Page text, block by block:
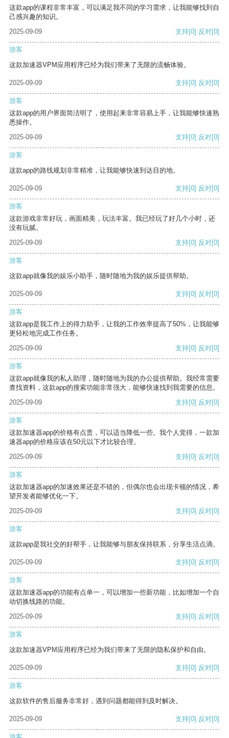
这款app的课程非常丰富，可以满足我不同的学习需求，让我能够找到自
己感兴趣的知识。
2025-09-09
支持[0] 反对[0]
游客
这款加速器VPM应用程序已经为我们带来了无限的流畅体验。
2025-09-09 支持[0] 反对[0]
游客
这款app的用户界面简洁明了，使用起来非常容易上手，让我能够快速熟
悉操作。
2025-09-09
支持[0] 反对[0]
游客
这款app的路线规划非常精准，让我能够快速到达目的地。
2025-09-09 支持[0] 反对[0]
游客
这款游戏非常好玩，画面精美，玩法丰富。我已经玩了好几个小时，还
没有玩腻。
2025-09-09
支持[0] 反对[0]
游客
这款app就像我的娱乐小助手，随时随地为我的娱乐提供帮助。
2025-09-09 支持[0] 反对[0]
游客
这款app是我工作上的得力助手，让我的工作效率提高了50%，让我能够
更轻松地完成工作任务。
2025-09-09
支持[0] 反对[0]
游客
这款app就像我的私人助理，随时随地为我的办公提供帮助。我经常需要
查找资料，这款app的搜索功能非常强大，能够快速找到我需要的信息。
2025-09-09
支持[0] 反对[0]
游客
这款加速器app的价格有点贵，可以适当降低一些。我个人觉得，一款加
速器app的价格应该在50元以下才比较合理。
2025-09-09
支持[0] 反对[0]
游客
这款加速器app的加速效果还是不错的，但偶尔也会出现卡顿的情况，希
望开发者能够优化一下。
2025-09-09
支持[0] 反对[0]
游客
这款app是我社交的好帮手，让我能够与朋友保持联系，分享生活点滴。
2025-09-09 支持[0] 反对[0]
游客
这款加速器app的功能有点单一，可以增加一些新功能，比如增加一个自
动切换线路的功能。
2025-09-09
支持[0] 反对[0]
游客
这款加速器VPM应用程序已经为我们带来了无限的隐私保护和自由。
2025-09-09 支持[0] 反对[0]
游客
这款软件的售后服务非常好，遇到问题都能得到及时解决。
2025-09-09 支持[0] 反对[0]